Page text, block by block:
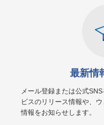
最新情
メール登録または公式
ビスのリリース情報や、
情報をお知らせします。